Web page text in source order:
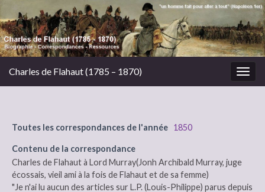
Charles de Flahaut (1785 – 1870)
Toutes les correspondances de l'année 1850
Contenu de la correspondance
Charles de Flahaut à Lord Murray(Jonh Archibald Murray, juge
écossais, vieil ami à la fois de Flahaut et de sa femme)
"Je n'ai lu aucun des articles sur L.P. (Louis-Philippe) parus depuis